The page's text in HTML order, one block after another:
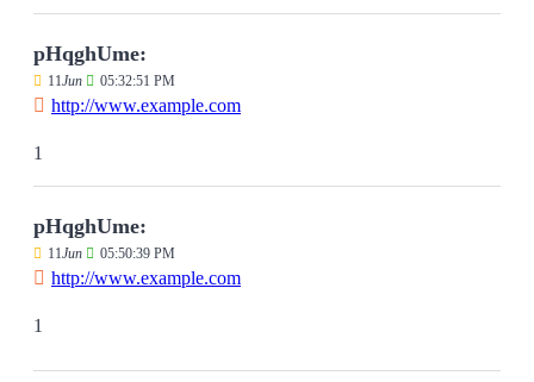
pHqghUme:
11Jun 05:32:51 PM
http://www.example.com
1
pHqghUme:
11Jun 05:50:39 PM
http://www.example.com
1